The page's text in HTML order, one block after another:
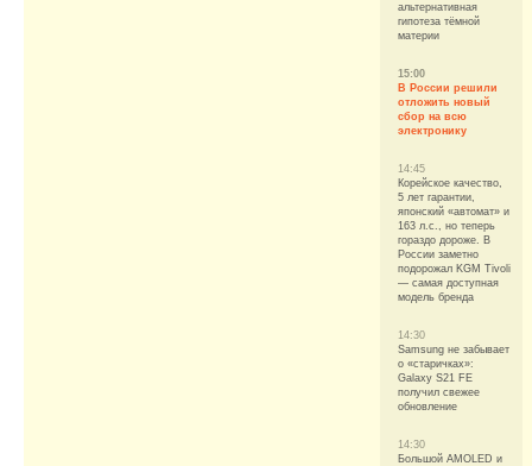
альтернативная
гипотеза тёмной
материи
15:00
В России решили
отложить новый
сбор на всю
электронику
14:45
Корейское качество,
5 лет гарантии,
японский «автомат» и
163 л.с., но теперь
гораздо дороже. В
России заметно
подорожал KGM Tivoli
— самая доступная
модель бренда
14:30
Samsung не забывает
о «старичках»:
Galaxy S21 FE
получил свежее
обновление
14:30
Большой AMOLED и